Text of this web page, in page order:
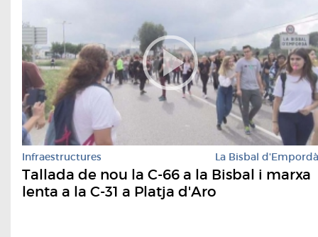
Infraestructures La Bisbal d'Empordà
Tallada de nou la C-66 a la Bisbal i marxa
lenta a la C-31 a Platja d'Aro